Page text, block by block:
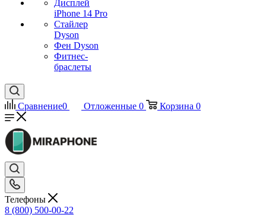
Дисплей
iPhone 14 Pro
Стайлер
Dyson
Фен Dyson
Фитнес-
браслеты
Сравнение0 Отложенные 0 Корзина 0
Телефоны
8 (800) 500-00-22